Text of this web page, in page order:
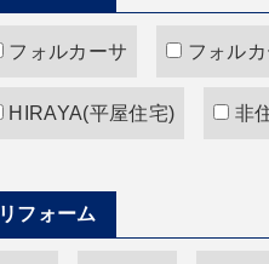
フォルカーサ フォル
HIRAYA(平屋住宅) 非
リフォーム